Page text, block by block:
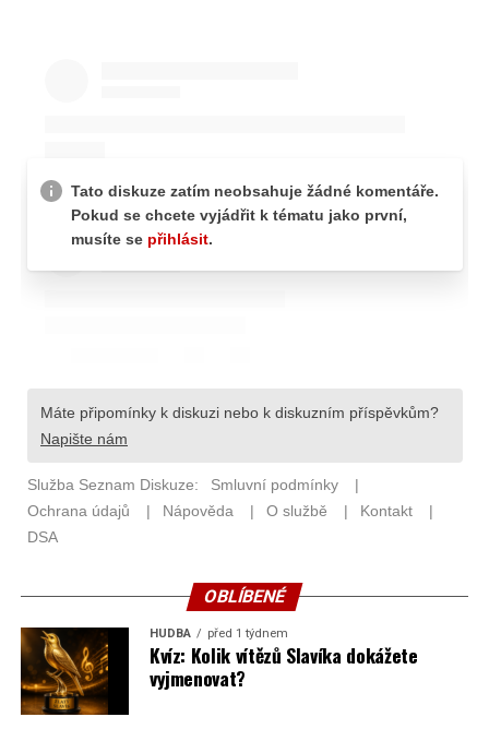
OBLÍBENÉ
HUDBA před 1 týdnem
Kvíz: Kolik vítězů Slavíka dokážete
vyjmenovat?